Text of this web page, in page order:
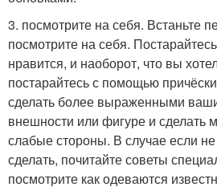
3. посмотрите на себя. Встаньте
посмотрите на себя.
нравится, и наоборот, что вы
постарайтесь с помощью
сделать более выраженными
внешности или фигуре и
слабые стороны. В случае если не
сделать, почитайте советы
посмотрите как одеваются